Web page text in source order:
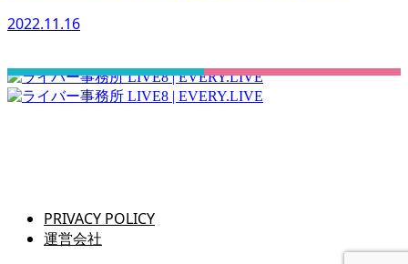
2022.11.16
PRIVACY POLICY
運営会社